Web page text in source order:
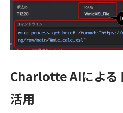
Charlotte AIによる
活用